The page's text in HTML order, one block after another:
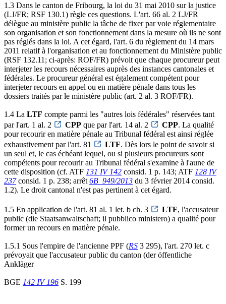
1.3 Dans le canton de Fribourg, la loi du 31 mai 2010 sur la justice
(LJ/FR; RSF 130.1) règle ces questions. L'art. 66 al. 2 LJ/FR
délègue au ministère public la tâche de fixer par voie réglementaire
son organisation et son fonctionnement dans la mesure où ils ne sont
pas réglés dans la loi. A cet égard, l'art. 6 du règlement du 14 mars
2011 relatif à l'organisation et au fonctionnement du Ministère public
(RSF 132.11; ci-après: ROF/FR) prévoit que chaque procureur peut
interjeter les recours nécessaires auprès des instances cantonales et
fédérales. Le procureur général est également compétent pour
interjeter recours en appel ou en matière pénale dans tous les
dossiers traités par le ministère public (art. 2 al. 3 ROF/FR).
1.4 La LTF compte parmi les "autres lois fédérales" réservées tant
par l'art. 1 al. 2
CPP que par l'art. 14 al. 2 CPP. La qualité
pour recourir en matière pénale au Tribunal fédéral est ainsi réglée
exhaustivement par l'art. 81
LTF. Dès lors le point de savoir si
un seul et, le cas échéant lequel, ou si plusieurs procureurs sont
compétents pour recourir au Tribunal fédéral s'examine à l'aune de
cette disposition (cf. ATF 131 IV 142 consid. 1 p. 143; ATF 128 IV
237consid. 1 p. 238; arrêt 6B_949/2013 du 3 février 2014 consid.
1.2). Le droit cantonal n'est pas pertinent à cet égard.
1.5 En application de l'art. 81 al. 1 let. b ch. 3 LTF, l'accusateur
public (die Staatsanwaltschaft; il pubblico ministero) a qualité pour
former un recours en matière pénale.
1.5.1 Sous l'empire de l'ancienne PPF (RS 3 295), l'art. 270 let. c
prévoyait que l'accusateur public du canton (der öffentliche
Ankläger
BGE 142 IV 196 S. 199